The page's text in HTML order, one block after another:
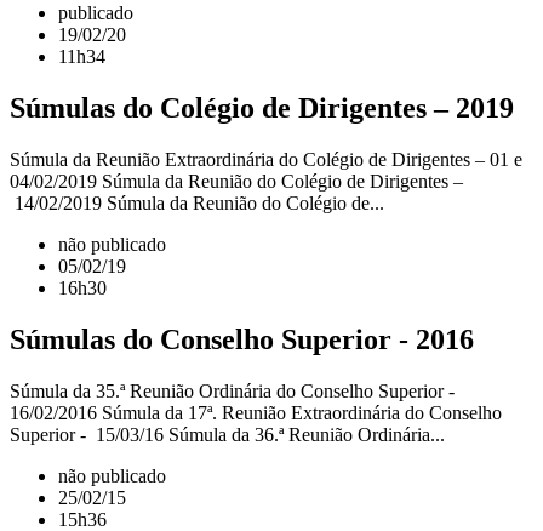
publicado
19/02/20
11h34
Súmulas do Colégio de Dirigentes – 2019
Súmula da Reunião Extraordinária do Colégio de Dirigentes – 01 e
04/02/2019 Súmula da Reunião do Colégio de Dirigentes –
14/02/2019 Súmula da Reunião do Colégio de...
não publicado
05/02/19
16h30
Súmulas do Conselho Superior - 2016
Súmula da 35.ª Reunião Ordinária do Conselho Superior -
16/02/2016 Súmula da 17ª. Reunião Extraordinária do Conselho
Superior - 15/03/16 Súmula da 36.ª Reunião Ordinária...
não publicado
25/02/15
15h36